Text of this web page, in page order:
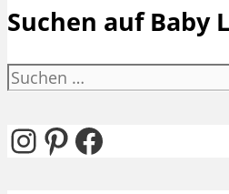
Suchen auf Baby
Suchen
Instagram
Pinterest
Facebook